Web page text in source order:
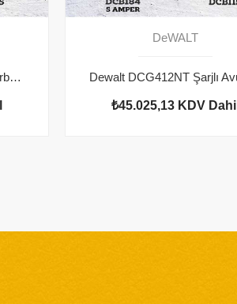
Dewalt DCD996NT Şarjlı Darbeli Vidalama 2 adet
DeWALT
₺45.025,13 KDV Dahil